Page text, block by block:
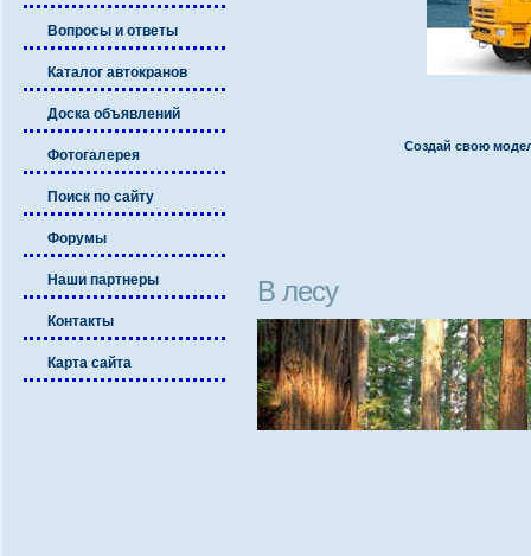
Вопросы и ответы
Каталог автокранов
Доска объявлений
Фотогалерея
Поиск по сайту
Форумы
Наши партнеры
Контакты
Карта сайта
Создай свою
В лесу